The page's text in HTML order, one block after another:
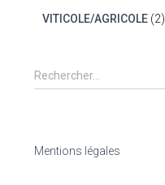
VITICOLE/AGRICOLE(2)
R
e
r
Rechercher…
Mentions légales